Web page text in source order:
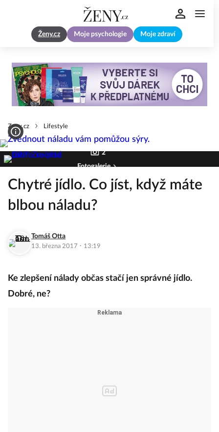
Ženy.cz Moje psychologie Moje zdraví
Zeny.cz Lifestyle
2
Fotogalerie
Chytré jídlo. Co jíst, když máte
blbou náladu?
Tomáš Otta
13. března 2017 · 13:19
Ke zlepšení nálady občas stačí jen správné jídlo.
Dobré, ne?